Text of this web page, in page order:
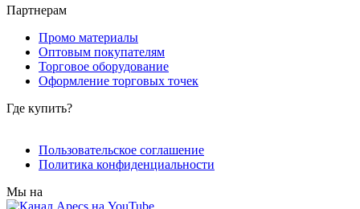
Партнерам
Промо материалы
Оптовым покупателям
Торговое оборудование
Оформление торговых точек
Где купить?
Пользовательское соглашение
Политика конфиденциальности
Мы на